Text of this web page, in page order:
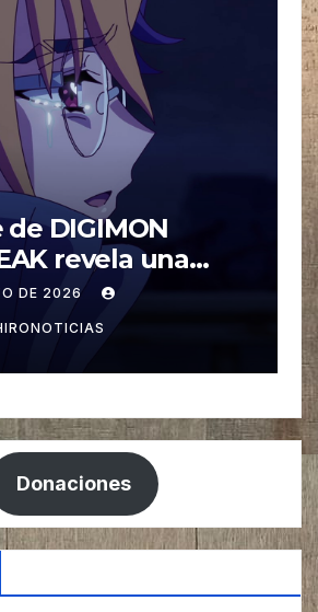
de Even the
Has Its
una nueva Voz
DE 2026
Donaciones